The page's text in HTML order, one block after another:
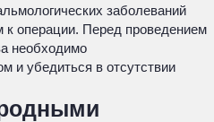
заболеваний
к операции. Перед проведением
необходимо
и убедиться в отсутствии